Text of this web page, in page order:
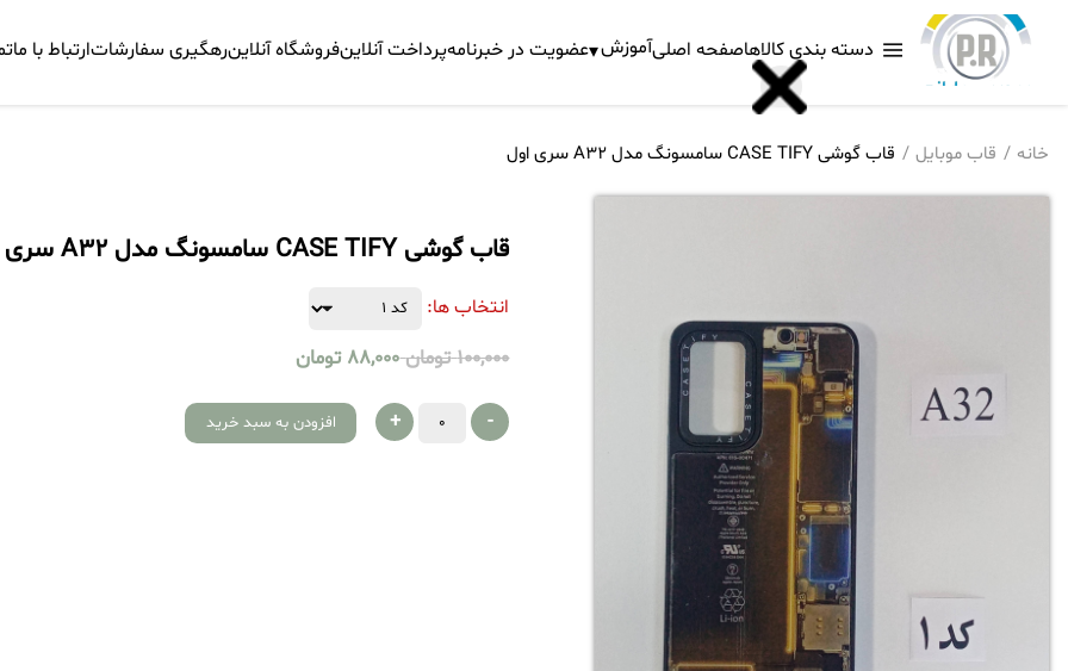
دسته بندی کالاهاصفحه اصلیآموزش عضویت در خبرنامهپرداخت آنلاینفروشگاه آنلاینرهگیری سفارشاتارتباط با ما
خانه قاب موبایل قاب گوشی CASE TIFY سامسونگ مدل A32 سری اول
قاب گوشی CASE TIFY سامسونگ مدل A32 سری اول
انتخاب ها:
100,000 تومان 88,000 تومان
-
+ افزودن به سبد خرید